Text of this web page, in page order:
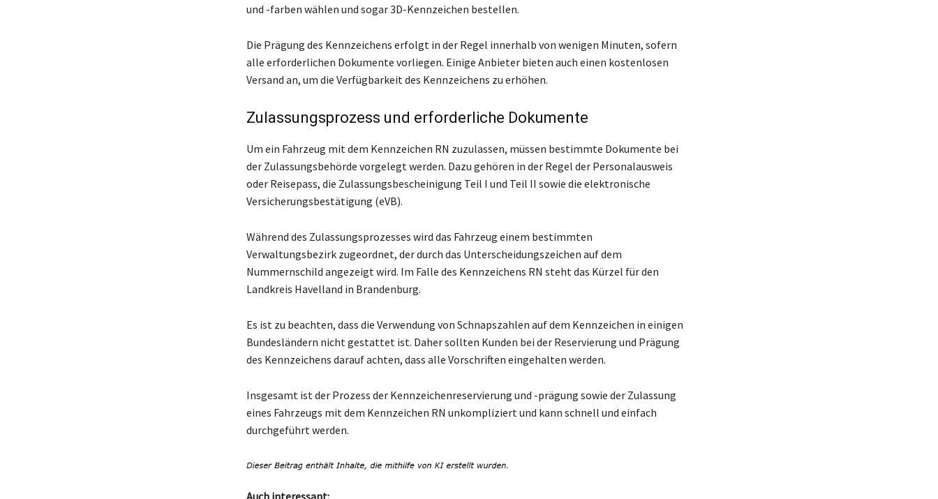
und -farben wählen und sogar 3D-Kennzeichen bestellen.
Die Prägung des Kennzeichens erfolgt in der Regel innerhalb von wenigen Minuten, sofern
alle erforderlichen Dokumente vorliegen. Einige Anbieter bieten auch einen kostenlosen
Versand an, um die Verfügbarkeit des Kennzeichens zu erhöhen.
Zulassungsprozess und erforderliche Dokumente
Um ein Fahrzeug mit dem Kennzeichen RN zuzulassen, müssen bestimmte Dokumente bei
der Zulassungsbehörde vorgelegt werden. Dazu gehören in der Regel der Personalausweis
oder Reisepass, die Zulassungsbescheinigung Teil I und Teil II sowie die elektronische
Versicherungsbestätigung (eVB).
Während des Zulassungsprozesses wird das Fahrzeug einem bestimmten
Verwaltungsbezirk zugeordnet, der durch das Unterscheidungszeichen auf dem
Nummernschild angezeigt wird. Im Falle des Kennzeichens RN steht das Kürzel für den
Landkreis Havelland in Brandenburg.
Es ist zu beachten, dass die Verwendung von Schnapszahlen auf dem Kennzeichen in einigen
Bundesländern nicht gestattet ist. Daher sollten Kunden bei der Reservierung und Prägung
des Kennzeichens darauf achten, dass alle Vorschriften eingehalten werden.
Insgesamt ist der Prozess der Kennzeichenreservierung und -prägung sowie der Zulassung
eines Fahrzeugs mit dem Kennzeichen RN unkompliziert und kann schnell und einfach
durchgeführt werden.
Auch interessant: